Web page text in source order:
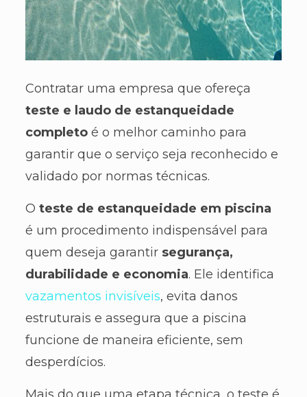
Contratar uma empresa que ofereça
teste e laudo de estanqueidade
completoé o melhor caminho para
garantir que o serviço seja reconhecido e
validado por normas técnicas.
O teste de estanqueidade em piscina
é um procedimento indispensável para
quem deseja garantir segurança,
durabilidade e economia. Ele identifica
vazamentos invisíveis, evita danos
estruturais e assegura que a piscina
funcione de maneira eficiente, sem
desperdícios.